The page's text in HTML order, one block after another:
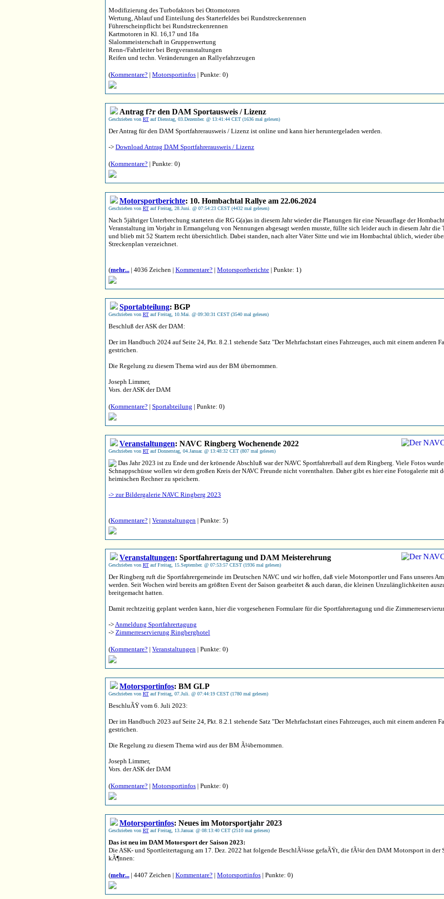
Modifizierung des Turbofaktors bei Ottomotoren
Wertung, Ablauf und Einteilung des Starterfeldes bei Rundstreckenrennen
Führerscheinpflicht bei Rundstreckenrennen
Kartmotoren in Kl. 16,17 und 18a
Slalommeisterschaft in Gruppenwertung
Renn-/Fahrtleiter bei Bergveranstaltungen
Reifen und techn. Veränderungen an Rallyefahrzeugen
(Kommentare? | Motorsportinfos | Punkte: 0)
Antrag f?r den DAM Sportausweis / Lizenz
Geschrieben von RT auf Dienstag, 03.Dezember. @ 13:41:44 CET (1636 mal gelesen)
Der Antrag für den DAM Sportfahrerausweis / Lizenz ist online und kann hier heruntergeladen werden.
-> Download Antrag DAM Sportfahrerausweis / Lizenz
(Kommentare? | Punkte: 0)
Motorsportberichte: 10. Hombachtal Rallye am 22.06.2024
Geschrieben von RT auf Freitag, 28.Juni. @ 07:54:23 CEST (4432 mal gelesen)
Nach 5jähriger Unterbrechung starteten die RG G(a)as in diesem Jahr wieder die Planungen für eine Neuauflage der
Veranstaltung im Vorjahr in Ermangelung von Nennungen abgesagt werden musste, füllte sich leider auch in diesem Jahr die
und blieb mit 52 Startern recht übersichtlich. Dabei standen, nach alter Väter Sitte und wie im Hombachtal üblich, wieder
Streckenplan verzeichnet.
(mehr... | 4036 Zeichen | Kommentare? | Motorsportberichte | Punkte: 1)
Sportabteilung: BGP
Geschrieben von RT auf Freitag, 10.Mai. @ 09:30:31 CEST (3540 mal gelesen)
Beschluß der ASK der DAM:
Der im Handbuch 2024 auf Seite 24, Pkt. 8.2.1 stehende Satz "Der Mehrfachstart eines Fahrzeuges, auch mit einem anderen
gestrichen.
Die Regelung zu diesem Thema wird aus der BM übernommen.
Joseph Limmer,
Vors. der ASK der DAM
(Kommentare? | Sportabteilung | Punkte: 0)
Veranstaltungen: NAVC Ringberg Wochenende 2022
Geschrieben von RT auf Donnerstag, 04.Januar. @ 13:48:32 CET (807 mal gelesen)
Das Jahr 2023 ist zu Ende und der krönende Abschluß war der NAVC Sportfahrerball auf dem Ringberg. Viele Fotos
Schnappschüsse wollen wir dem großen Kreis der NAVC Freunde nicht vorenthalten. Daher gibt es hier eine Fotogalerie
heimischen Rechner zu speichern.
-> zur Bildergalerie NAVC Ringberg 2023
(Kommentare? | Veranstaltungen | Punkte: 5)
Veranstaltungen: Sportfahrertagung und DAM Meisterehrung
Geschrieben von RT auf Freitag, 15.September. @ 07:53:57 CEST (1936 mal gelesen)
Der Ringberg ruft die Sportfahrergemeinde im Deutschen NAVC und wir hoffen, daß viele Motorsportler und Fans unseres
werden. Seit Wochen wird bereits am größten Event der Saison gearbeitet & auch daran, die kleinen Unzulänglichkeiten
breitgemacht hatten.
Damit rechtzeitig geplant werden kann, hier die vorgesehenen Formulare für die Sportfahrertagung und die
->Anmeldung Sportfahrertagung
-> Zimmerreservierung Ringberghotel
(Kommentare? | Veranstaltungen | Punkte: 0)
Motorsportinfos: BM GLP
Geschrieben von RT auf Freitag, 07.Juli. @ 07:44:19 CEST (1780 mal gelesen)
BeschluÃŸ vom 6. Juli 2023:
Der im Handbuch 2023 auf Seite 24, Pkt. 8.2.1 stehende Satz "Der Mehrfachstart eines Fahrzeuges, auch mit einem anderen
gestrichen.
Die Regelung zu diesem Thema wird aus der BM Ã¼bernommen.
Joseph Limmer,
Vors. der ASK der DAM
(Kommentare? | Motorsportinfos | Punkte: 0)
Motorsportinfos: Neues im Motorsportjahr 2023
Geschrieben von RT auf Freitag, 13.Januar. @ 08:13:40 CET (2510 mal gelesen)
Das ist neu im DAM Motorsport der Saison 2023:
Die ASK- und Sportleitertagung am 17. Dez. 2022 hat folgende BeschlÃ¼sse gefaÃŸt, die fÃ¼r den DAM Motorsport in
kÃ¶nnen:
(mehr... | 4407 Zeichen | Kommentare? | Motorsportinfos | Punkte: 0)